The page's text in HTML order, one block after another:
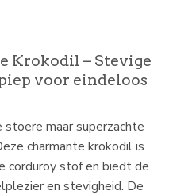
Krokodil – Stevige
voor eindeloos
maar superzachte
charmante krokodil is
corduroy stof en biedt de
en stevigheid. De